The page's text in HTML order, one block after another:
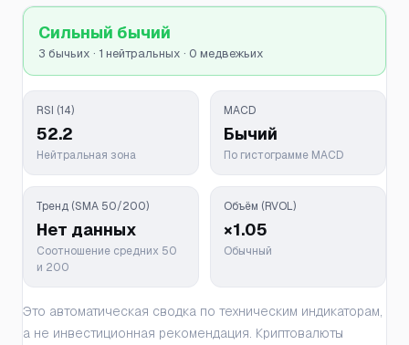
Сильный бычий
3 бычьих · 1 нейтральных · 0 медвежьих
RSI (14)
52.2
Нейтральная зона
MACD
Бычий
По гистограмме MACD
Тренд (SMA 50/200)
Нет данных
Соотношение средних 50
и 200
Объём (RVOL)
×1.05
Обычный
Это автоматическая сводка по техническим индикаторам,
а не инвестиционная рекомендация. Криптовалюты